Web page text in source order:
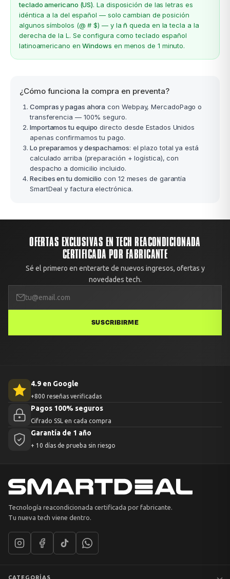
teclado americano (US). La disposición de las letras es
idéntica a la del español — solo cambian de posición
algunos símbolos (@ # $) — y lañ queda en la tecla a la
derecha de la L. Se configura como teclado español
latinoamericano enWindows en menos de 1 minuto.
¿Cómo funciona la compra en preventa?
Compras y pagas ahora con Webpay, MercadoPago o
transferencia — 100% seguro.
Importamos tu equipo directo desde Estados Unidos
apenas confirmamos tu pago.
Lo preparamos y despachamos: el plazo total ya está
calculado arriba (preparación + logística), con
despacho a domicilio incluido.
Recibes en tu domicilio con 12 meses de garantía
SmartDeal y factura electrónica.
OFERTAS EXCLUSIVAS EN TECH REACONDICIONADA
CERTIFICADA POR FABRICANTE
Sé el primero en enterarte de nuevos ingresos, ofertas y
novedades tech.
SUSCRIBIRME
4.9 en Google
+800 reseñas verificadas
Pagos 100% seguros
Cifrado SSL en cada compra
Garantía de 1 año
+ 10 días de prueba sin riesgo
Tecnología reacondicionada certificada por fabricante.
Tu nueva tech viene dentro.
CATEGORÍAS